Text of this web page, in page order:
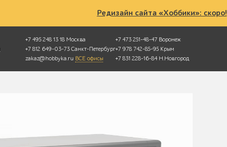
Редизайн сайта «Хоббики»: скоро!
+7 495 248 13 18 Москва
+7 812 649-03-73 Санкт-Петербург
zakaz@hobbyka.ru ВСЕ офисы
+7 473 251-48-47 Воронеж
+7 978 742-85-95 Крым
+7 831 228-16-84 Н.Новгород